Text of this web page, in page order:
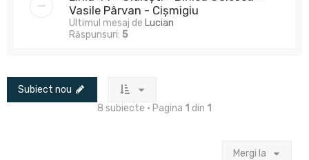
Vasile Pârvan - Cișmigiu
Ultimul mesaj de Lucian
Răspunsuri: 5
Subiect nou
8 subiecte • Pagina 1 din 1
Mergi la